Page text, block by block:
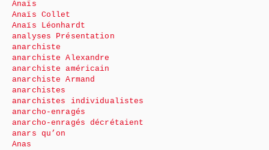
Anaïs
Anaïs Collet
Anaïs Léonhardt
analyses Présentation
anarchiste
anarchiste Alexandre
anarchiste américain
anarchiste Armand
anarchistes
anarchistes individualistes
anarcho-enragés
anarcho-enragés décrétaient
anars qu’on
Anas